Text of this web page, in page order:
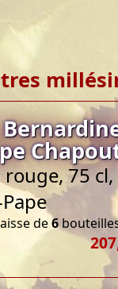
rouge, 75
de6